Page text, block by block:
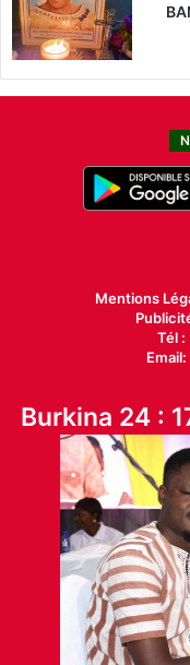
Mentions
Tél
Burkina 24 :